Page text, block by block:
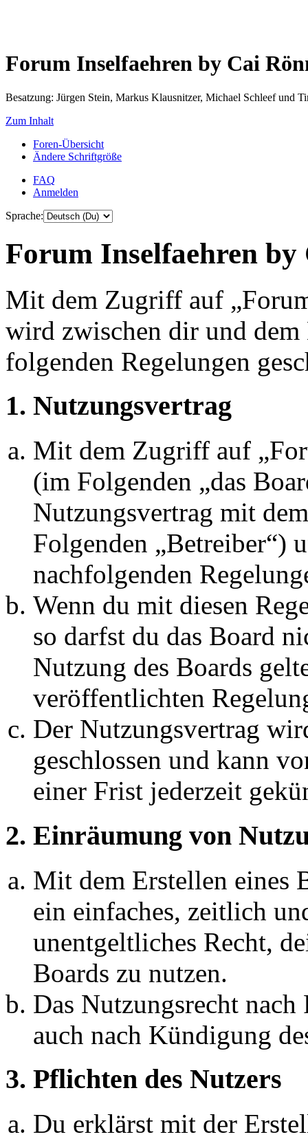
Forum Inselfaehren by Cai
Besatzung: Jürgen Stein, Markus Klausnitzer, Michael Schleef und
Zum Inhalt
Foren-Übersicht
Ändere Schriftgröße
FAQ
Anmelden
Sprache:
Forum Inselfaehren
Mit dem Zugriff auf
wird zwischen dir und
folgenden Regelungen
1. Nutzungsvertrag
Mit dem Zugriff auf
(im Folgenden „das
Nutzungsvertrag mit
Folgenden „Betreiber“)
nachfolgenden
Wenn du mit diesen
so darfst du das Board
Nutzung des Boards
veröffentlichten
Der Nutzungsvertrag
geschlossen und kann
einer Frist jederzeit
2. Einräumung von
Mit dem Erstellen eines
ein einfaches, zeitlich
unentgeltliches Recht,
Boards zu nutzen.
Das Nutzungsrecht
auch nach Kündigung
3. Pflichten des Nutzers
Du erklärst mit der